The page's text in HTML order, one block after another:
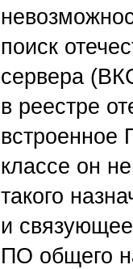
поиск
сервера
в реестре
встроенное
классе он
такого
и
ПО общего